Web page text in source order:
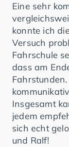
Eine sehr
konnte ich
Versuch
Fahrschule
dass am
Insgesamt
jedem
sich echt
und Ralf!